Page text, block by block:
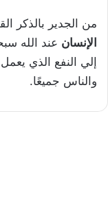
من الجدير بالذكر
الإنسان عند الله
إلي النفع الذي
والناس جميعًا.